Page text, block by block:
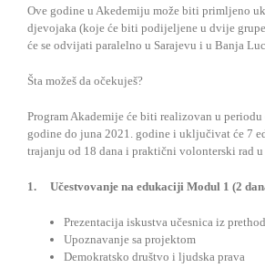
Ove godine u Akedemiju može biti primljeno
djevojaka (koje će biti podijeljene u dvije
će se odvijati paralelno u Sarajevu i u Banja
Šta možeš da očekuješ?
Program Akademije će biti realizovan u periodu
godine do juna 2021. godine i uključivat će 7
trajanju od 18 dana i praktični volonterski rad
1. Učestvovanje na edukaciji Modul 1 (2
Prezentacija iskustva učesnica iz
Upoznavanje sa projektom
Demokratsko društvo i ljudska prava